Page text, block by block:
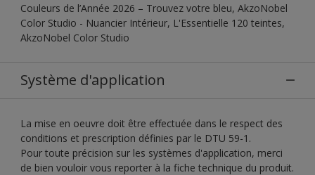
Couleurs de l’Année 2026 – Trouvez votre bleu, AkzoNobel
Color Studio - Nuancier Intérieur, L'Essentielle 120 teintes,
AkzoNobel Color Studio
Système d'application
La mise en oeuvre doit être effectuée dans le respect des
conditions et prescription définies par le DTU 59-1.
Pour toute précision sur les systèmes d'application, merci
de bien vouloir vous reporter à la fiche technique du produit.